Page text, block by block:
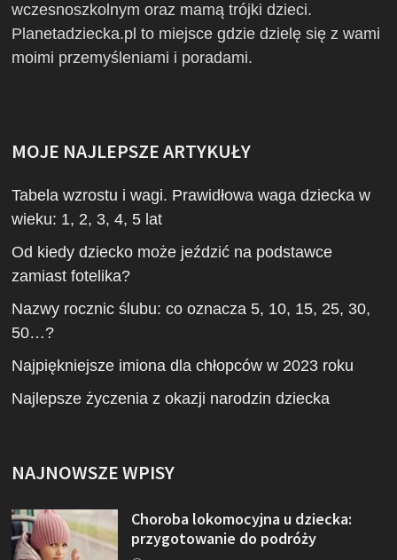
wczesnoszkolnym oraz mamą trójki dzieci.
Planetadziecka.pl to miejsce gdzie dzielę się z wami
moimi przemyśleniami i poradami.
MOJE NAJLEPSZE ARTYKUŁY
Tabela wzrostu i wagi. Prawidłowa waga dziecka w
wieku: 1, 2, 3, 4, 5 lat
Od kiedy dziecko może jeździć na podstawce
zamiast fotelika?
Nazwy rocznic ślubu: co oznacza 5, 10, 15, 25, 30,
50…?
Najpiękniejsze imiona dla chłopców w 2023 roku
Najlepsze życzenia z okazji narodzin dziecka
NAJNOWSZE WPISY
Choroba lokomocyjna u dziecka:
przygotowanie do podróży